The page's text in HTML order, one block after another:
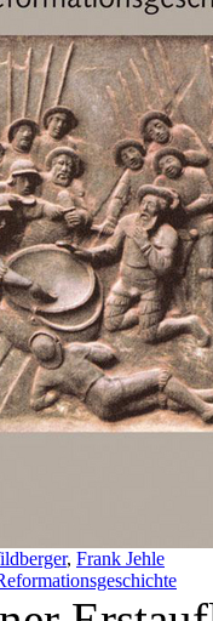
, Frank Jehle